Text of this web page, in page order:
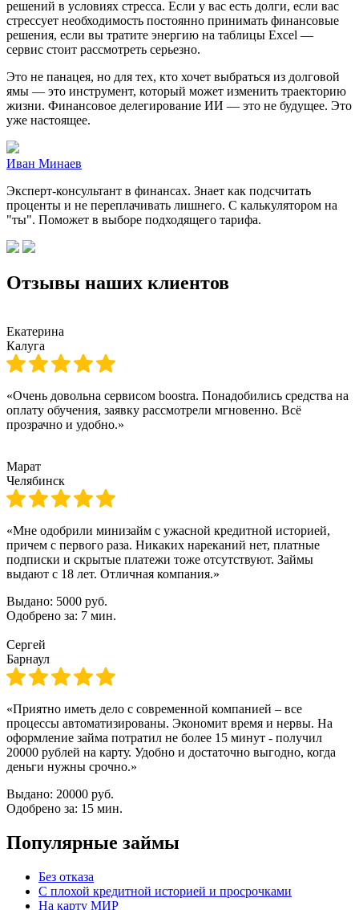
решений в условиях стресса. Если у вас есть долги, если вас
стрессует необходимость постоянно принимать финансовые
решения, если вы тратите энергию на таблицы Excel —
сервис стоит рассмотреть серьезно.
Это не панацея, но для тех, кто хочет выбраться из долговой
ямы — это инструмент, который может изменить траекторию
жизни. Финансовое делегирование ИИ — это не будущее. Это
уже настоящее.
Иван Минаев
Эксперт-консультант в финансах. Знает как подсчитать
проценты и не переплачивать лишнего. С калькулятором на
"ты". Поможет в выборе подходящего тарифа.
Отзывы наших клиентов
Екатерина
Калуга
«Очень довольна сервисом boostra. Понадобились средства на
оплату обучения, заявку рассмотрели мгновенно. Всё
прозрачно и удобно.»
Марат
Челябинск
«Мне одобрили минизайм с ужасной кредитной историей,
причем с первого раза. Никаких нареканий нет, платные
подписки и скрытые платежи тоже отсутствуют. Займы
выдают с 18 лет. Отличная компания.»
Выдано: 5000 руб.
Одобрено за: 7 мин.
Сергей
Барнаул
«Приятно иметь дело с современной компанией – все
процессы автоматизированы. Экономит время и нервы. На
оформление займа потратил не более 15 минут - получил
20000 рублей на карту. Удобно и достаточно выгодно, когда
деньги нужны срочно.»
Выдано: 20000 руб.
Одобрено за: 15 мин.
Популярные займы
Без отказа
С плохой кредитной историей и просрочками
На карту МИР